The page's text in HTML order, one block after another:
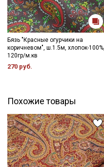
Бязь "Красные огурчики на
коричневом", ш.1.5м, хлопок-100%,
120гр/м.кв
270 руб.
Похожие товары